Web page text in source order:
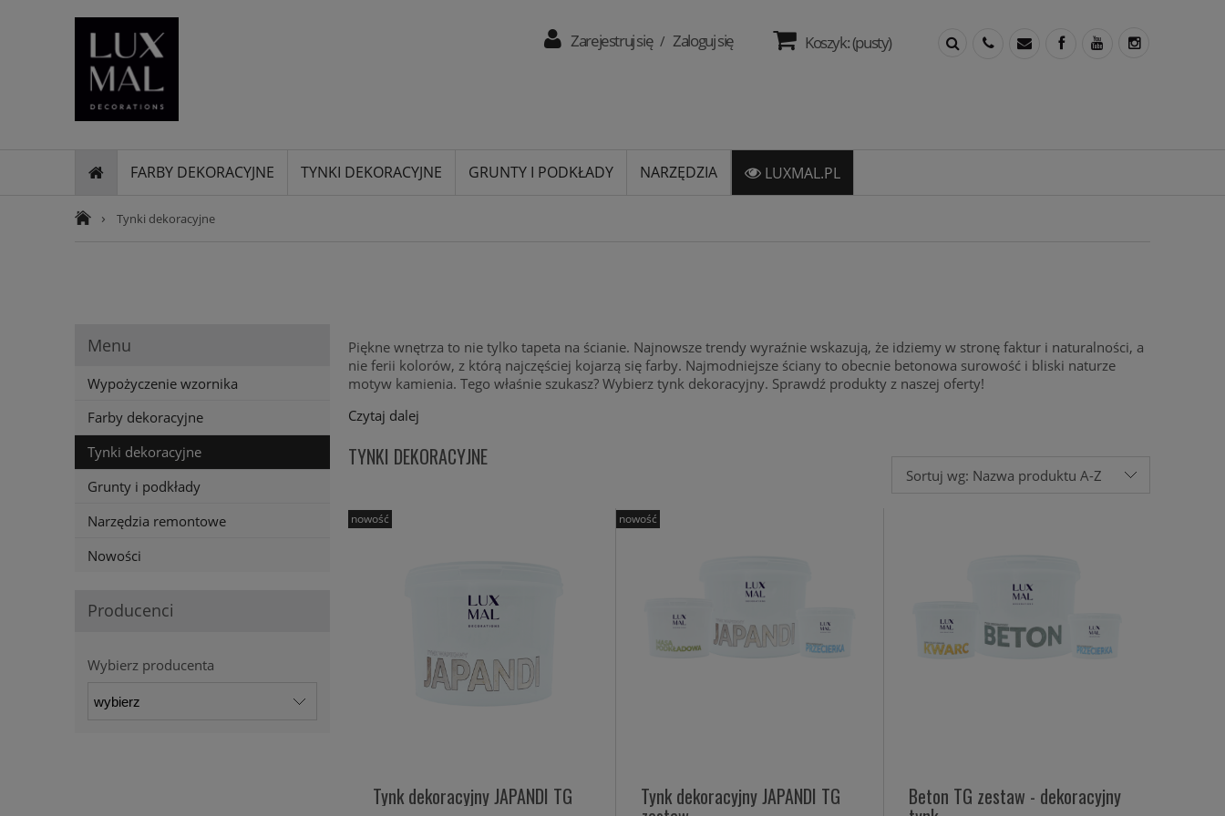
Koszyk:(pusty)
Zarejestruj się / Zaloguj się
FARBY DEKORACYJNE TYNKI DEKORACYJNE GRUNTY I PODKŁADY NARZĘDZIA LUXMAL.PL
› Tynki dekoracyjne
Menu
Wypożyczenie wzornika
Farby dekoracyjne
Tynki dekoracyjne
Grunty i podkłady
Narzędzia remontowe
Nowości
Producenci
Wybierz producenta
Piękne wnętrza to nie tylko tapeta na ścianie. Najnowsze trendy wyraźnie wskazują, że idziemy w stronę faktur i naturalności, a
nie ferii kolorów, z którą najczęściej kojarzą się farby. Najmodniejsze ściany to obecnie betonowa surowość i bliski naturze
motyw kamienia. Tego właśnie szukasz? Wybierz tynk dekoracyjny. Sprawdź produkty z naszej oferty!
Czytaj dalej
TYNKI DEKORACYJNE
Sortuj wg: Nazwa produktu A-Z
Tynk dekoracyjny JAPANDI TG
nowość
Tynk dekoracyjny JAPANDI TG
nowość
Beton TG zestaw - dekoracyjny